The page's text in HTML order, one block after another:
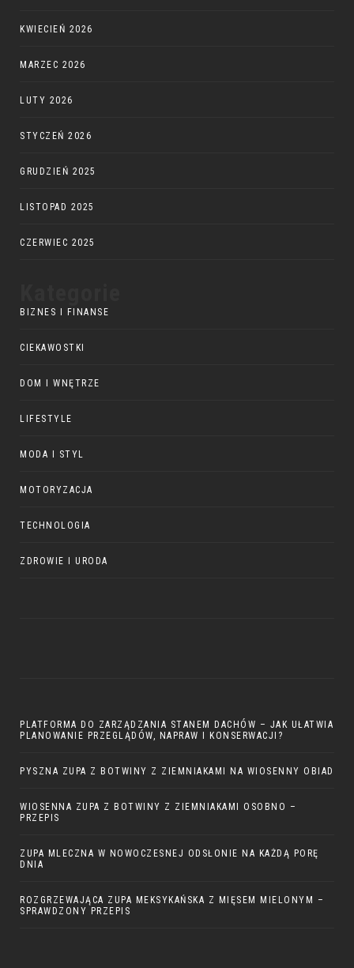
KWIECIEŃ 2026
MARZEC 2026
LUTY 2026
STYCZEŃ 2026
GRUDZIEŃ 2025
LISTOPAD 2025
CZERWIEC 2025
BIZNES I FINANSE
CIEKAWOSTKI
DOM I WNĘTRZE
LIFESTYLE
MODA I STYL
MOTORYZACJA
TECHNOLOGIA
ZDROWIE I URODA
PLATFORMA DO ZARZĄDZANIA STANEM DACHÓW – JAK UŁATWIA
PLANOWANIE PRZEGLĄDÓW, NAPRAW I KONSERWACJI?
PYSZNA ZUPA Z BOTWINY Z ZIEMNIAKAMI NA WIOSENNY OBIAD
WIOSENNA ZUPA Z BOTWINY Z ZIEMNIAKAMI OSOBNO –
PRZEPIS
ZUPA MLECZNA W NOWOCZESNEJ ODSŁONIE NA KAŻDĄ PORĘ
DNIA
ROZGRZEWAJĄCA ZUPA MEKSYKAŃSKA Z MIĘSEM MIELONYM –
SPRAWDZONY PRZEPIS